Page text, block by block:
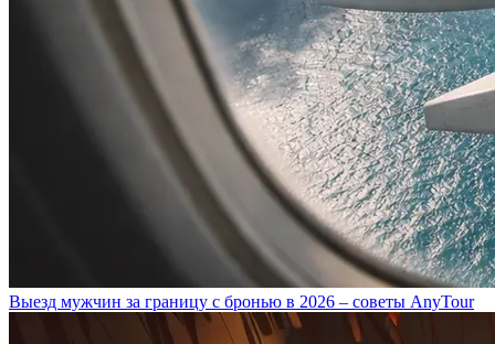
Выезд мужчин за границу с бронью в 2026 – советы AnyTour